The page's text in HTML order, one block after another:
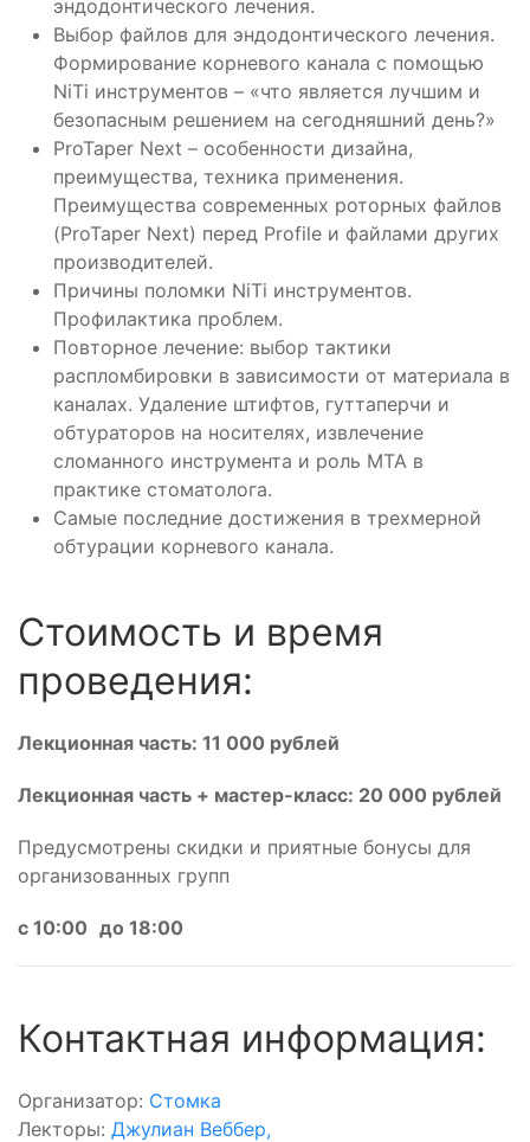
эндодонтического лечения.
Выбор файлов для эндодонтического лечения.
Формирование корневого канала с помощью
NiTi инструментов – «что является лучшим и
безопасным решением на сегодняшний день?»
ProTaper Next – особенности дизайна,
преимущества, техника применения.
Преимущества современных роторных файлов
(ProTaper Next) перед Profile и файлами других
производителей.
Причины поломки NiTi инструментов.
Профилактика проблем.
Повторное лечение: выбор тактики
распломбировки в зависимости от материала в
каналах. Удаление штифтов, гуттаперчи и
обтураторов на носителях, извлечение
сломанного инструмента и роль МТА в
практике стоматолога.
Самые последние достижения в трехмерной
обтурации корневого канала.
Стоимость и время
проведения:
Лекционная часть: 11 000 рублей
Лекционная часть + мастер-класс: 20 000 рублей
Предусмотрены скидки и приятные бонусы для
организованных групп
с 10:00 до 18:00
Контактная информация:
Организатор: Стомка
Лекторы: Джулиан Веббер,